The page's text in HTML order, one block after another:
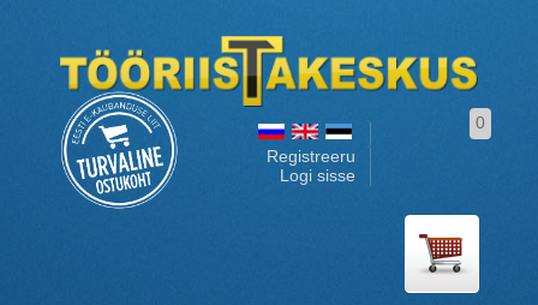
Registreeru
Logi sisse
0